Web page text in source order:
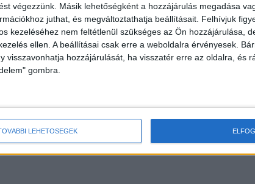
végezzünk. Másik lehetőségként a hozzájárulás megadása
juthat, és megváltoztathatja beállításait. Felhívjuk
kezeléséhez nem feltétlenül szükséges az Ön hozzájárulása,
ellen. A beállításai csak erre a weboldalra érvényesek.
visszavonhatja hozzájárulását, ha visszatér erre az oldalra, és
gombra.
LEHETŐSÉGEK